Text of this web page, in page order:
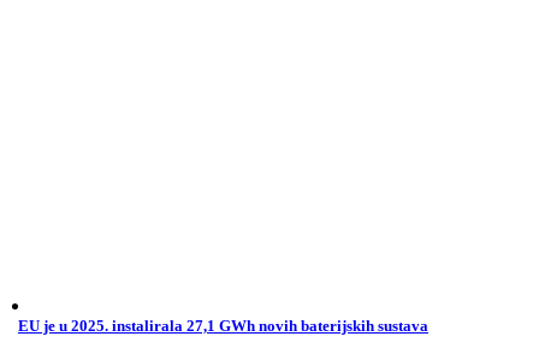
EU je u 2025. instalirala 27,1 GWh novih baterijskih sustava